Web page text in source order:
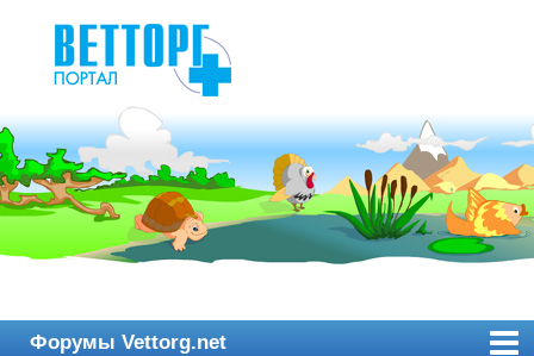
Форумы Vettorg.net